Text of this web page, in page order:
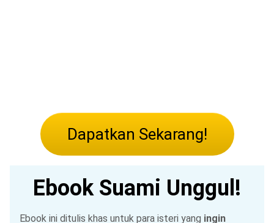
Dapatkan Sekarang!
Ebook Suami Unggul!
Ebook ini ditulis khas untuk para isteri yang ingin